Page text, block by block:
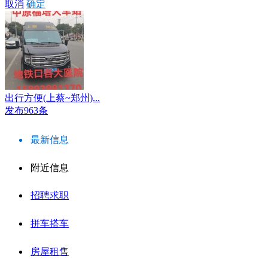
取消 确定
出行方便(上蔡~郑州)...
发布963条
最新信息
附近信息
招聘求职
拼车搭车
房屋租售